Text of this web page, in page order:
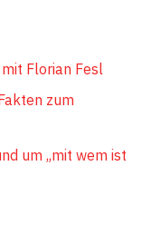
Florian Fesl
zum
um „mit wem ist